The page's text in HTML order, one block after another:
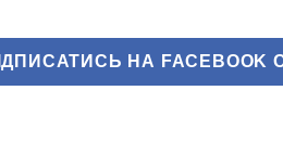
НА FACEBOOK